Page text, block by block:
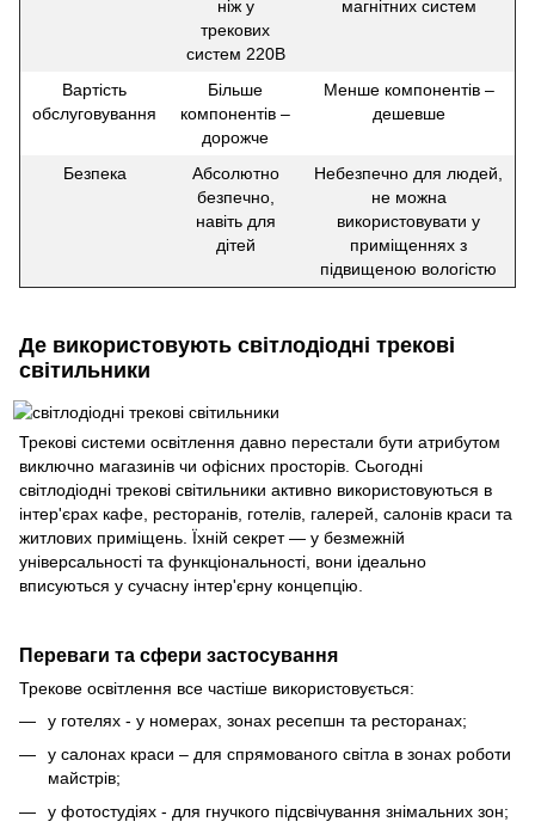
ніж у
трекових
систем 220В
магнітних систем
Вартість
обслуговування
Більше
компонентів –
дорожче
Менше компонентів –
дешевше
Безпека
Абсолютно
безпечно,
навіть для
дітей
Небезпечно для людей,
не можна
використовувати у
приміщеннях з
підвищеною вологістю
Де використовують світлодіодні трекові
світильники
Трекові системи освітлення давно перестали бути атрибутом
виключно магазинів чи офісних просторів. Сьогодні
світлодіодні трекові світильники активно використовуються в
інтер'єрах кафе, ресторанів, готелів, галерей, салонів краси та
житлових приміщень. Їхній секрет — у безмежній
універсальності та функціональності, вони ідеально
вписуються у сучасну інтер'єрну концепцію.
Переваги та сфери застосування
Трекове освітлення все частіше використовується:
у готелях - у номерах, зонах ресепшн та ресторанах;
у салонах краси – для спрямованого світла в зонах роботи
майстрів;
у фотостудіях - для гнучкого підсвічування знімальних зон;